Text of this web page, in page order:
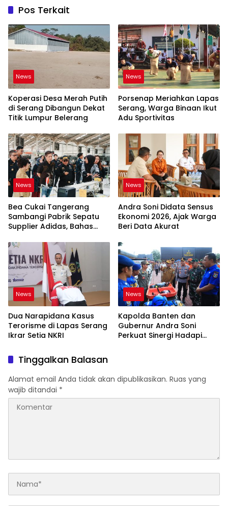
Pos Terkait
News
Koperasi Desa Merah Putih
di Serang Dibangun Dekat
Titik Lumpur Belerang
News
Porsenap Meriahkan Lapas
Serang, Warga Binaan Ikut
Adu Sportivitas
News
Bea Cukai Tangerang
Sambangi Pabrik Sepatu
Supplier Adidas, Bahas
News
Andra Soni Didata Sensus
Ekonomi 2026, Ajak Warga
Beri Data Akurat
News
Dua Narapidana Kasus
Terorisme di Lapas Serang
Ikrar Setia NKRI
News
Kapolda Banten dan
Gubernur Andra Soni
Perkuat Sinergi Hadapi
Tinggalkan Balasan
Alamat email Anda tidak akan dipublikasikan. Ruas yang
wajib ditandai *